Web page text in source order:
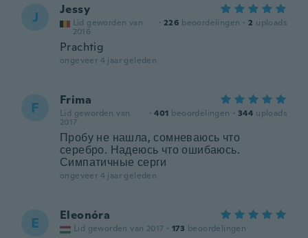
J Jessy
Lid geworden van
2016
· 226 beoordelingen · 2 uploads
Prachtig
ongeveer 4 jaar geleden
F Frima
Lid geworden van
2017
· 401 beoordelingen · 344 uploads
Пробу не нашла, сомневаюсь что
серебро. Надеюсь что ошибаюсь.
Симпатичные серги
ongeveer 4 jaar geleden
E Eleonóra
Lid geworden van 2017 · 173 beoordelingen